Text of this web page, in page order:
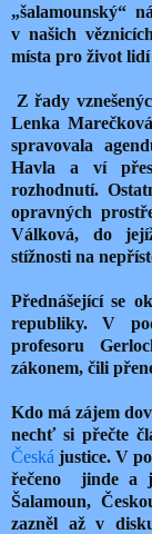
„šalamounský“
v našich
místa pro život
Z řady
Lenka
spravovala
Havla a ví
rozhodnutí.
opravných
Válková, do
stížnosti na
Přednášející se
republiky. V
profesoru
zákonem, čili
Kdo má zájem
nechť si přečte
Česká justice. V
řečeno jinde a
Šalamoun,
zazněl až v